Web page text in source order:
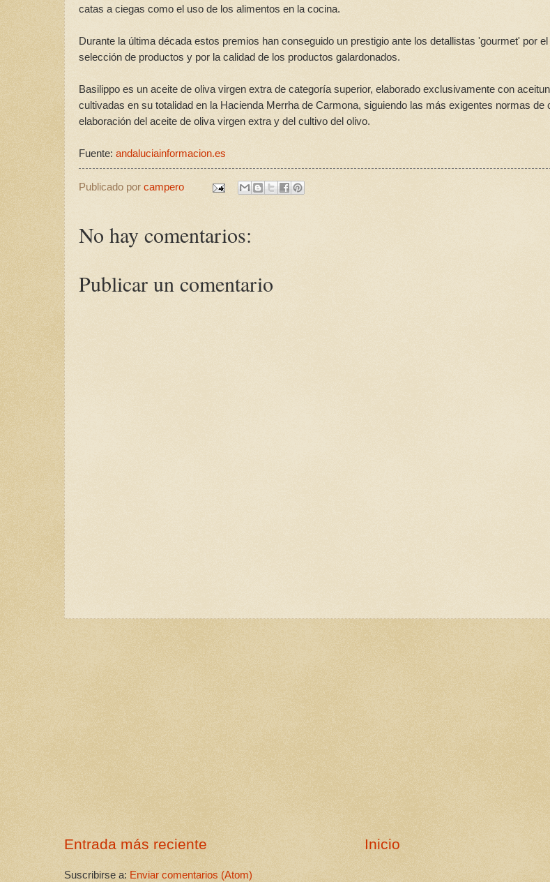
catas a ciegas como el uso de los alimentos en la cocina.
Durante la última década estos premios han conseguido un prestigio ante los detallistas 'gourmet' por
selección de productos y por la calidad de los productos galardonados.
Basilippo es un aceite de oliva virgen extra de categoría superior, elaborado exclusivamente con
cultivadas en su totalidad en la Hacienda Merrha de Carmona, siguiendo las más exigentes normas de
elaboración del aceite de oliva virgen extra y del cultivo del olivo.
Fuente: andaluciainformacion.es
Publicado por campero
No hay comentarios:
Publicar un comentario
Entrada más reciente Inicio
Suscribirse a: Enviar comentarios (Atom)